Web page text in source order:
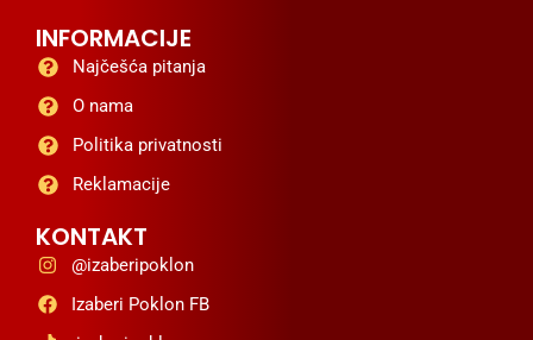
INFORMACIJE
Najčešća pitanja
O nama
Politika privatnosti
Reklamacije
KONTAKT
@izaberipoklon
Izaberi Poklon FB